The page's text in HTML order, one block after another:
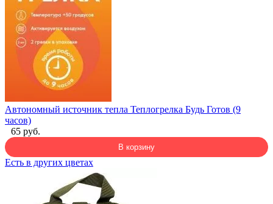
Автономный источник тепла Теплогрелка Будь Готов (9
часов)
65 руб.
В корзину
Есть в других цветах